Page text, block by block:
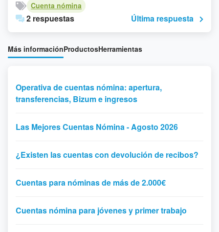
Cuenta nómina
2 respuestas Última respuesta
Más informaciónProductosHerramientas
Operativa de cuentas nómina: apertura,
transferencias, Bizum e ingresos
Las Mejores Cuentas Nómina - Agosto 2026
¿Existen las cuentas con devolución de recibos?
Cuentas para nóminas de más de 2.000€
Cuentas nómina para jóvenes y primer trabajo